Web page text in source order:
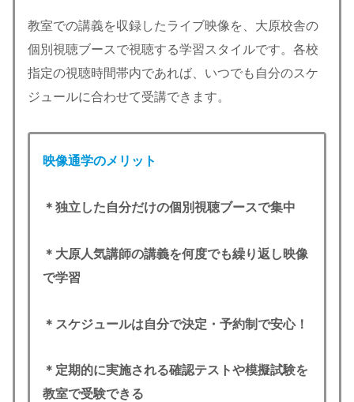
教室での講義を収録したライブ映像を、大原校舎の
個別視聴ブースで視聴する学習スタイルです。各校
指定の視聴時間帯内であれば、いつでも自分のスケ
ジュールに合わせて受講できます。
映像通学のメリット
＊独立した自分だけの個別視聴ブースで集中
＊大原人気講師の講義を何度でも繰り返し映像
で学習
＊スケジュールは自分で決定・予約制で安心！
＊定期的に実施される確認テストや模擬試験を
教室で受験できる